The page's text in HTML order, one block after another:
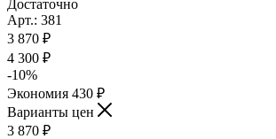
Достаточно
Арт.: 381
3 870 ₽
4 300 ₽
-10%
Экономия 430 ₽
Варианты цен
3 870 ₽